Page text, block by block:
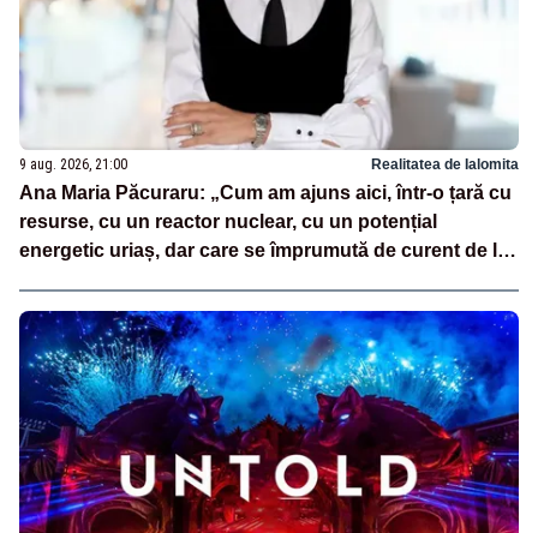
9 aug. 2026, 21:00 Realitatea de Ialomita
Ana Maria Păcuraru: „Cum am ajuns aici, într-o țară cu
resurse, cu un reactor nuclear, cu un potențial
energetic uriaș, dar care se împrumută de curent de la